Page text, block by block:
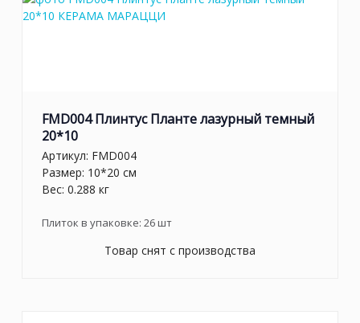
FMD004 Плинтус Планте лазурный темный
20*10
Артикул: FMD004
Размер: 10*20 см
Вес: 0.288 кг
Плиток в упаковке: 26шт
Товар снят с производства